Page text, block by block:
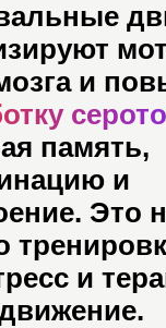
и
память,
и
Это
и